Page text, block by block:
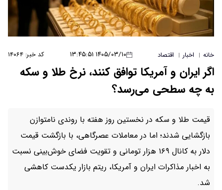
خانه | اخبار | اقتصاد ۱۴۰۵/۰۳/۱۰ ۱۳:۴۵:۵۱ کد خبر: ۱۴۰۶۴
اگر ایران و آمریکا توافق کنند، نرخ طلا و سکه
به چه سطحی می‌رسد؟
قیمت طلا و سکه در نخستین روز هفته با روندی نامتوازن
بازگشایی شدند؛ اما در معاملات عصرگاهی، با بازگشت قیمت
دلار به کانال ۱۶۹ هزار تومانی و تقویت فضای خوش‌بینی نسبت
به اخبار مذاکرات ایران و آمریکا، ریتم بازار یکدست کاهشی
شد.